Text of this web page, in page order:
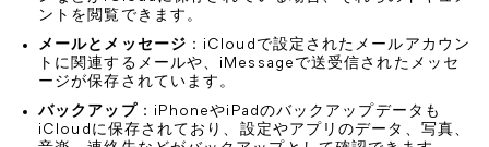
ントを閲覧できます。
メールとメッセージ ：iCloudで設定されたメールアカウン
トに関連するメールや、iMessageで送受信されたメッセ
ージが保存されています。
バックアップ ：iPhoneやiPadのバックアップデータも
iCloudに保存されており、設定やアプリのデータ、写真、